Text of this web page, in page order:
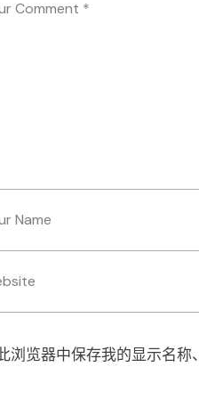
浏览器中保存我的显示名